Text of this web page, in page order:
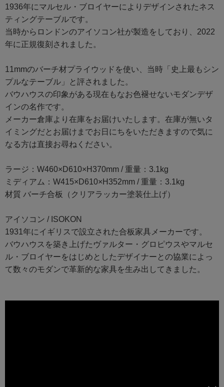
1936年にマルセル・ブロイヤーによりデザインされたネス
ティングテーブルです。
当時からロンドンのアイソコン社が製造をしており、2022
年に正規復刻されました。
11mmのバーチ材プライウッドを使い、当時「史上最もシン
プルなテーブル」と評されました。
バウハウスの印象がある現在もなお色褪せないモダンデザ
インの名作です。
メーカー倉庫より在庫をお届けいたします。在庫が無いタ
イミングだとお届けまでお日にちをいただきますので気に
なる方は直接お尋ねください。
ラージ：W460×D610×H370mm / 重量：3.1kg
ミディアム：W415×D610×H352mm / 重量：3.1kg
材質 バーチ合板（クリアラッカー塗装仕上げ）
アイソコン / ISOKON
1931年にイギリスで設立された合板家具メーカーです。
バウハウスを築き上げたヴァルター・グロピウスやマルセ
ル・ブロイヤーをはじめとしたデザイナーとの協業によっ
て数々のモダンで革新的な家具を生み出してきました。